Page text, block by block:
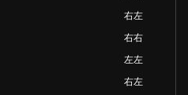
右左
右右
左左
右左